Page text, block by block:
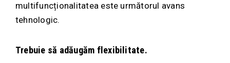
multifuncționalitatea este următorul avans
tehnologic.
Trebuie să adăugăm flexibilitate.